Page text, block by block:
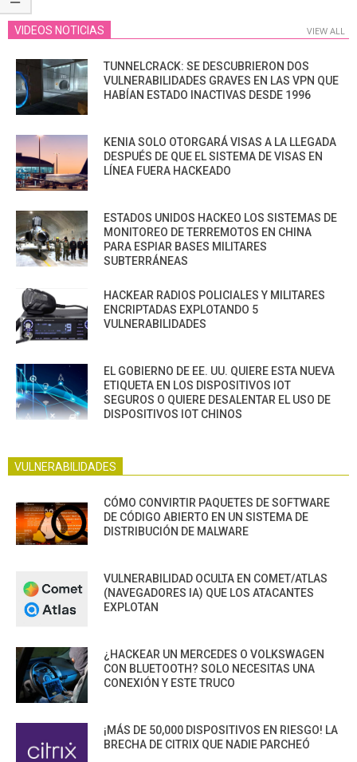
VIDEOS NOTICIAS VIEW ALL
TUNNELCRACK: SE DESCUBRIERON DOS
VULNERABILIDADES GRAVES EN LAS VPN QUE
HABÍAN ESTADO INACTIVAS DESDE 1996
KENIA SOLO OTORGARÁ VISAS A LA LLEGADA
DESPUÉS DE QUE EL SISTEMA DE VISAS EN
LÍNEA FUERA HACKEADO
ESTADOS UNIDOS HACKEO LOS SISTEMAS DE
MONITOREO DE TERREMOTOS EN CHINA
PARA ESPIAR BASES MILITARES
SUBTERRÁNEAS
HACKEAR RADIOS POLICIALES Y MILITARES
ENCRIPTADAS EXPLOTANDO 5
VULNERABILIDADES
EL GOBIERNO DE EE. UU. QUIERE ESTA NUEVA
ETIQUETA EN LOS DISPOSITIVOS IOT
SEGUROS O QUIERE DESALENTAR EL USO DE
DISPOSITIVOS IOT CHINOS
VULNERABILIDADES
CÓMO CONVIRTIR PAQUETES DE SOFTWARE
DE CÓDIGO ABIERTO EN UN SISTEMA DE
DISTRIBUCIÓN DE MALWARE
VULNERABILIDAD OCULTA EN COMET/ATLAS
(NAVEGADORES IA) QUE LOS ATACANTES
EXPLOTAN
¿HACKEAR UN MERCEDES O VOLKSWAGEN
CON BLUETOOTH? SOLO NECESITAS UNA
CONEXIÓN Y ESTE TRUCO
¡MÁS DE 50,000 DISPOSITIVOS EN RIESGO! LA
BRECHA DE CITRIX QUE NADIE PARCHEÓ